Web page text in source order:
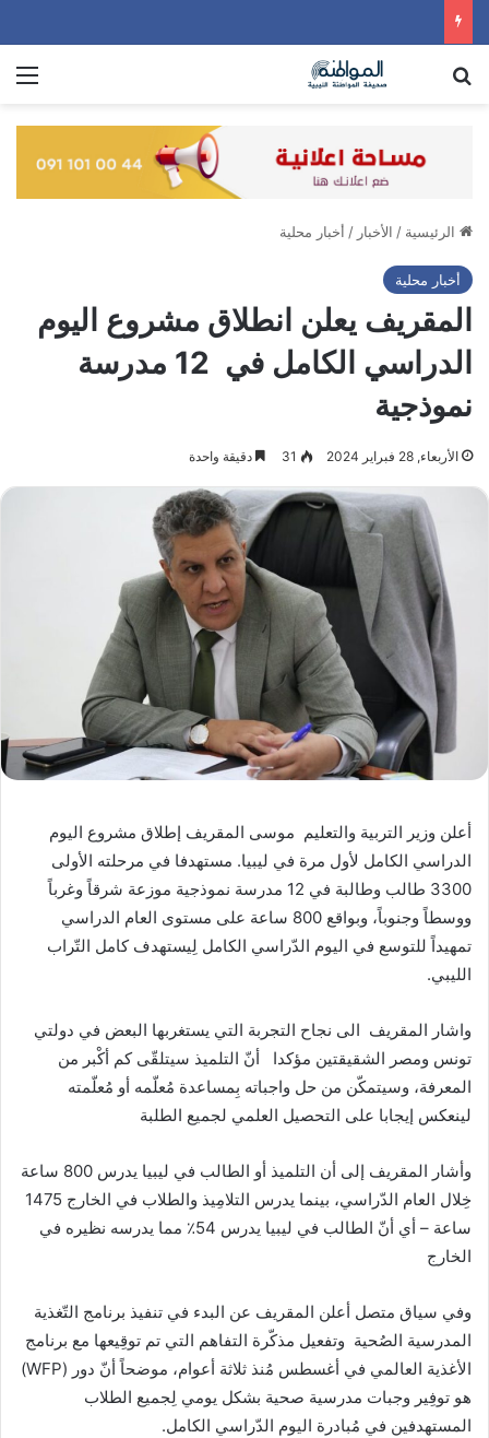
الرئيسية / الأخبار / أخبار محلية
أخبار محلية
المقريف يعلن انطلاق مشروع اليوم
الدراسي الكامل في 12 مدرسة
نموذجية
الأربعاء, 28 فبراير 2024 31 دقيقة واحدة
أعلن وزير التربية والتعليم موسى المقريف إطلاق مشروع اليوم
الدراسي الكامل لأول مرة في ليبيا. مستهدفا في مرحلته الأولى
3300 طالب وطالبة في 12 مدرسة نموذجية موزعة شرقاً وغرباً
ووسطاً وجنوباً، وبواقع 800 ساعة على مستوى العام الدراسي
تمهيداً للتوسع في اليوم الدّراسي الكامل لِيستهدف كامل التّراب
الليبي.
واشار المقريف الى نجاح التجربة التي يستغربها البعض في دولتي
تونس ومصر الشقيقتين مؤكدا أنّ التلميذ سيتلقّى كم أكْبر من
المعرفة، وسيتمكّن من حل واجباته بِمساعدة مُعلّمه أو مُعلّمته
لينعكس إيجابا على التحصيل العلمي لجميع الطلبة
وأشار المقريف إلى أن التلميذ أو الطالب في ليبيا يدرس 800 ساعة
خِلال العام الدّراسي، بينما يدرس التلامِيذ والطلاب في الخارج 1475
ساعة – أي أنّ الطالب في ليبيا يدرس 54٪ مما يدرسه نظيره في
الخارج
وفي سياق متصل أعلن المقريف عن البدء في تنفيذ برنامج التّغذية
المدرسية الصُحية وتفعيل مذكّرة التفاهم التي تم توقِيعها مع برنامج
الأغذية العالمي في أغسطس مُنذ ثلاثة أعوام، موضحاً أنّ دور (WFP)
هو توفِير وجبات مدرسية صحية بشكل يومي لِجميع الطلاب
المستهدفين في مُبادرة اليوم الدّراسي الكامل.